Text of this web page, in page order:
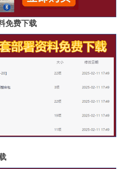
免费下载